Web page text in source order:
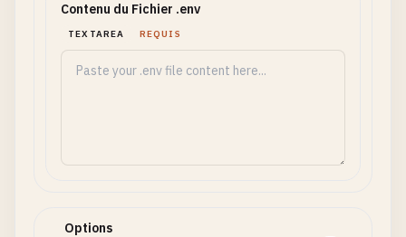
Contenu du Fichier .env
TEXTAREA REQUIS
Options